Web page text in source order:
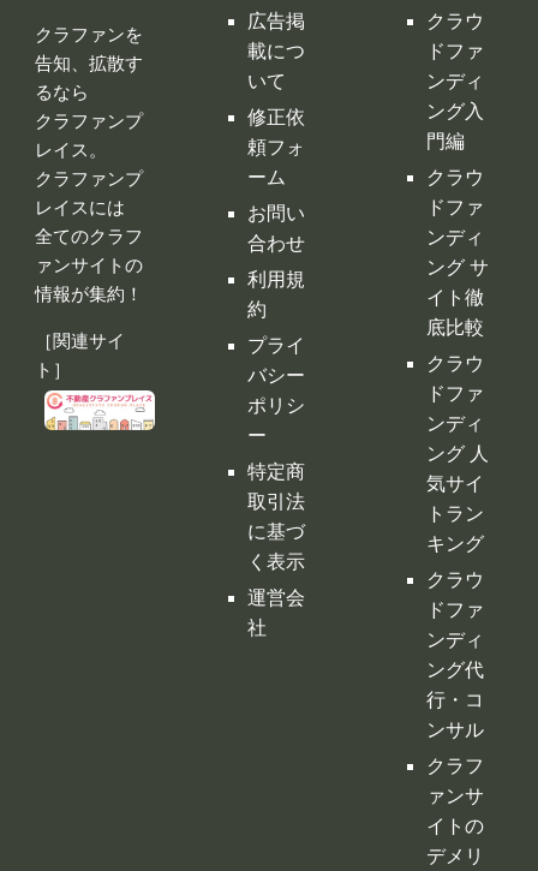
全てのクラフ
ァンサイトの
情報が集約！
［関連サイ
ト］
お問い
合わせ
利用規
約
プライ
バシー
ポリシ
ー
特定商
取引法
に基づ
く表示
運営会
社
ドファ
ンディ
ング サ
イト徹
底比較
クラウ
ドファ
ンディ
ング 人
気サイ
トラン
クラウ
ドファ
ンディ
ング代
行・コ
ンサル
クラフ
ァンサ
イトの
デメリ
ット
クラウ
ドファ
ンディ
ングの
税金